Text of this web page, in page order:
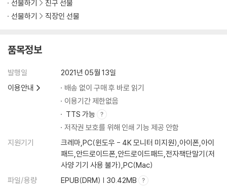
선물하기
친구 선물
선물하기
직장인 선물
품목정보
발행일
2021년 05월 13일
이용안내
배송 없이 구매 후 바로 읽기
이용기간 제한없음
TTS 가능
저작권 보호를 위해 인쇄 기능 제공 안함
지원기기
크레마,PC(윈도우 - 4K 모니터 미지원),아이폰,아이
패드,안드로이드폰,안드로이드패드,전자책단말기(저
사양 기기 사용 불가),PC(Mac)
파일/용량
EPUB(DRM) | 30.42MB